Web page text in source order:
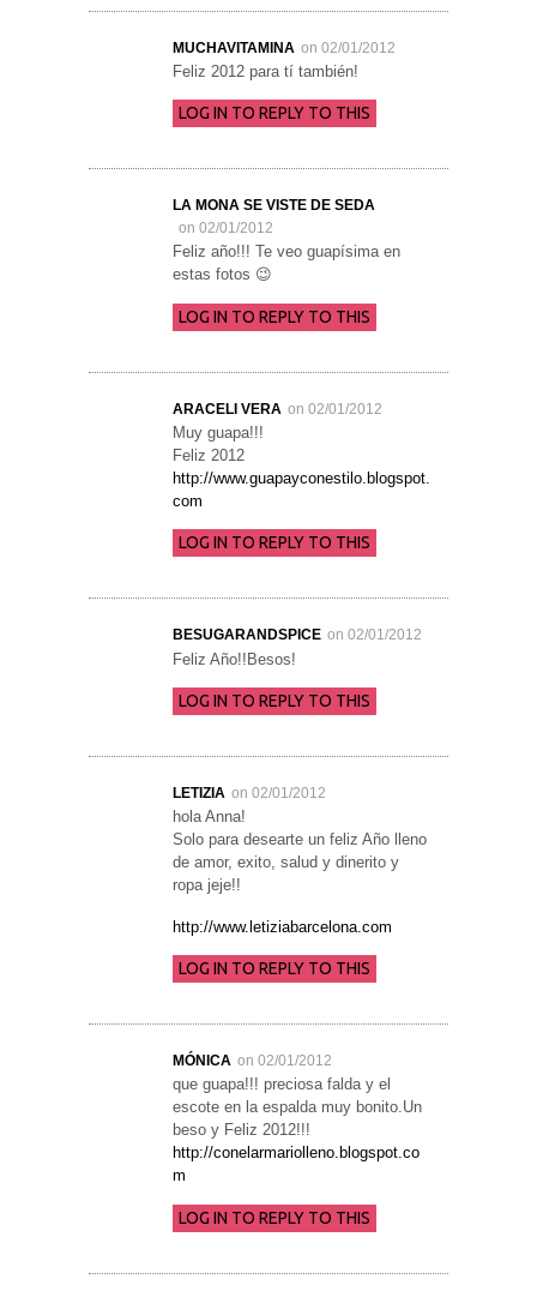
MUCHAVITAMINA on 02/01/2012
Feliz 2012 para tí también!
LOG IN TO REPLY TO THIS
LA MONA SE VISTE DE SEDA
on 02/01/2012
Feliz año!!! Te veo guapísima en
estas fotos 😉
LOG IN TO REPLY TO THIS
ARACELI VERA on 02/01/2012
Muy guapa!!!
Feliz 2012
http://www.guapayconestilo.blogspot.
com
LOG IN TO REPLY TO THIS
BESUGARANDSPICE on 02/01/2012
Feliz Año!!Besos!
LOG IN TO REPLY TO THIS
LETIZIA on 02/01/2012
hola Anna!
Solo para desearte un feliz Año lleno
de amor, exito, salud y dinerito y
ropa jeje!!
http://www.letiziabarcelona.com
LOG IN TO REPLY TO THIS
MÓNICA on 02/01/2012
que guapa!!! preciosa falda y el
escote en la espalda muy bonito.Un
beso y Feliz 2012!!!
http://conelarmariolleno.blogspot.co
m
LOG IN TO REPLY TO THIS